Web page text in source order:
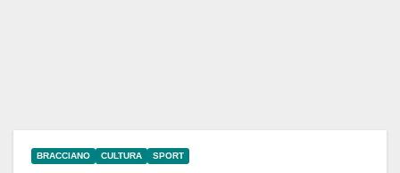
BRACCIANO CULTURA SPORT